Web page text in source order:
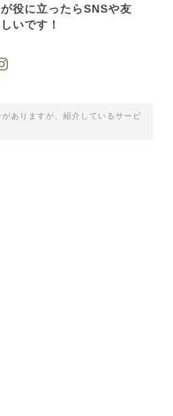
役に立ったらSNSや友
いです！
ありますが、紹介しているサービ